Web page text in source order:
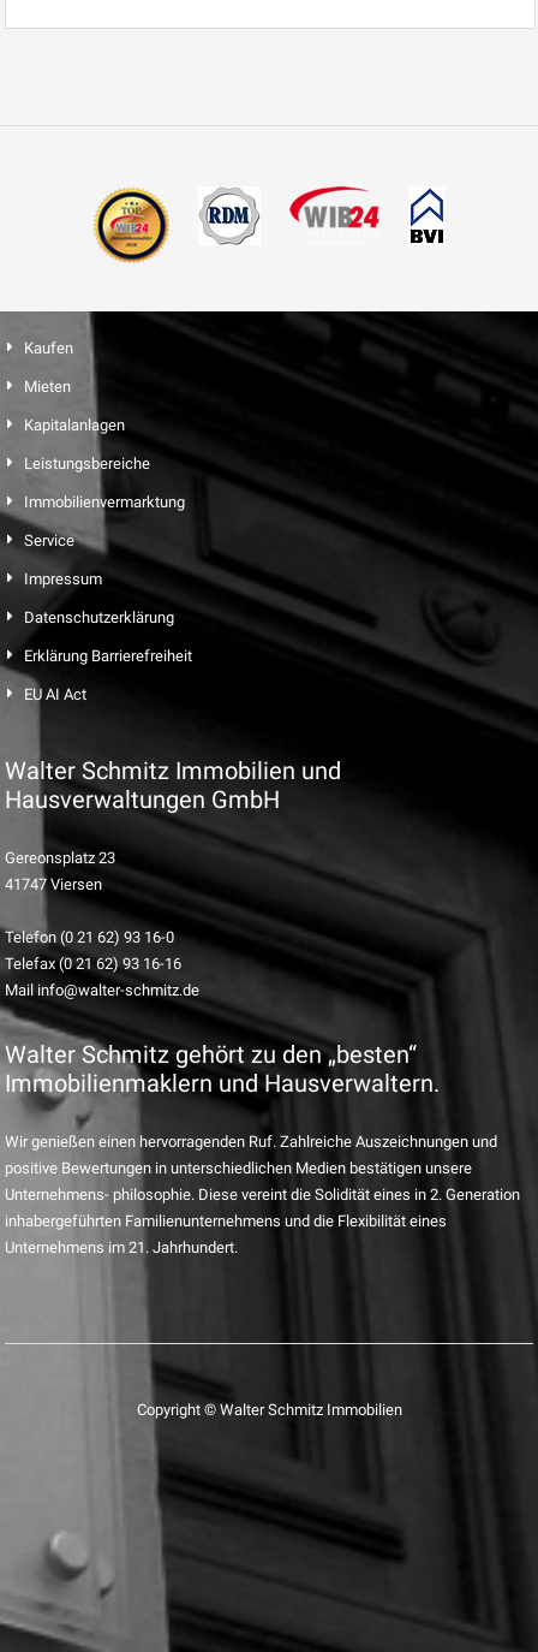
Kaufen
Mieten
Kapitalanlagen
Leistungsbereiche
Immobilienvermarktung
Service
Impressum
Datenschutzerklärung
Erklärung Barrierefreiheit
EU AI Act
Walter Schmitz Immobilien und
Hausverwaltungen GmbH
Gereonsplatz 23
41747 Viersen
Telefon (0 21 62) 93 16-0
Telefax (0 21 62) 93 16-16
Mail info@walter-schmitz.de
Walter Schmitz gehört zu den „besten“
Immobilienmaklern und Hausverwaltern.
Wir genießen einen hervorragenden Ruf. Zahlreiche Auszeichnungen und
positive Bewertungen in unterschiedlichen Medien bestätigen unsere
Unternehmens- philosophie. Diese vereint die Solidität eines in 2. Generation
inhabergeführten Familienunternehmens und die Flexibilität eines
Unternehmens im 21. Jahrhundert.
Copyright © Walter Schmitz Immobilien